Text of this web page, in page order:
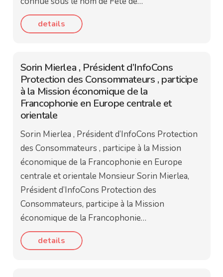
details
Sorin Mierlea , Président d’InfoCons
Protection des Consommateurs , participe
à la Mission économique de la
Francophonie en Europe centrale et
orientale
Sorin Mierlea , Président d’InfoCons Protection
des Consommateurs , participe à la Mission
économique de la Francophonie en Europe
centrale et orientale Monsieur Sorin Mierlea,
Président d’InfoCons Protection des
Consommateurs, participe à la Mission
économique de la Francophonie…
details